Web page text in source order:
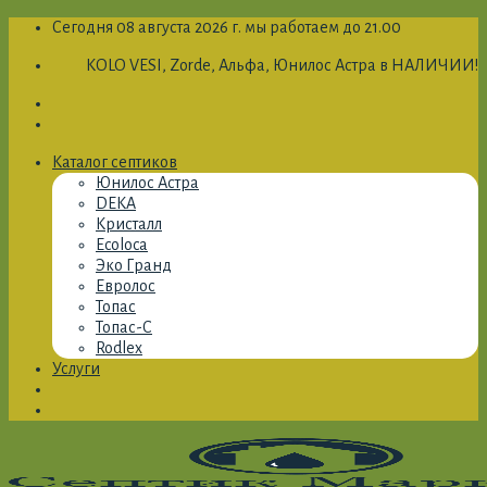
Skip
content
Сегодня 08 августа 2026 г. мы работаем до 21.00
KOLO VESI, Zorde, Альфа, Юнилос Астра в НАЛИЧИИ!
Каталог септиков
Юнилос Астра
DEKA
Кристалл
Ecoloca
Эко Гранд
Евролос
Топас
Топас-С
Rodlex
Услуги